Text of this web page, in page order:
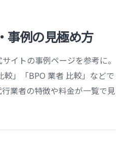
事例の見極め方
イトの事例ページを参考に。
較」「BPO 業者 比較」などで
業者の特徴や料金が一覧で見